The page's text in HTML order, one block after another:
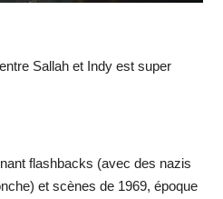
Sallah et Indy est super
flashbacks (avec des nazis
et scènes de 1969, époque